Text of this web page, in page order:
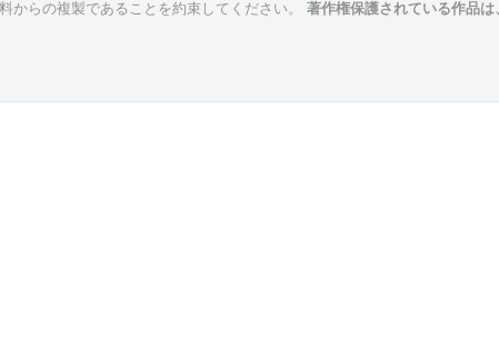
からの複製であることを約束してください。 著作権保護されている作品